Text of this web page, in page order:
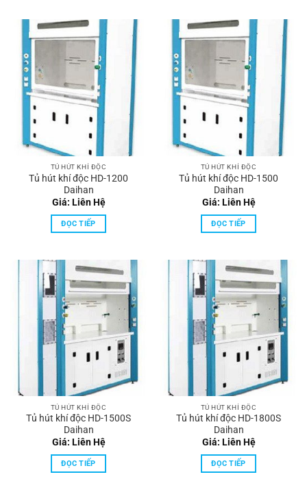
TỦ HÚT KHÍ ĐỘC
Tủ hút khí độc HD-1200
Daihan
Giá: Liên Hệ
ĐỌC TIẾP
TỦ HÚT KHÍ ĐỘC
Tủ hút khí độc HD-1500
Daihan
Giá: Liên Hệ
ĐỌC TIẾP
TỦ HÚT KHÍ ĐỘC
Tủ hút khí độc HD-1500S
Daihan
Giá: Liên Hệ
ĐỌC TIẾP
TỦ HÚT KHÍ ĐỘC
Tủ hút khí độc HD-1800S
Daihan
Giá: Liên Hệ
ĐỌC TIẾP